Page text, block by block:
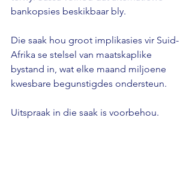
bankopsies beskikbaar bly.
Die saak hou groot implikasies vir Suid-
Afrika se stelsel van maatskaplike
bystand in, wat elke maand miljoene
kwesbare begunstigdes ondersteun.
Uitspraak in die saak is voorbehou.